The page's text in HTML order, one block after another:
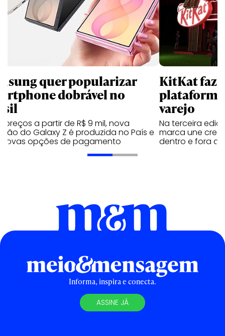
quer popularizar
dobrável no
preços a partir de R$ 9 mil, nova
do Galaxy Z é produzida no País e
opções de pagamento
KitKat faz
plataforma
varejo
Na terceira
marca une
dentro e fora
Informa, inspira e conecta.
ASSINE JÁ